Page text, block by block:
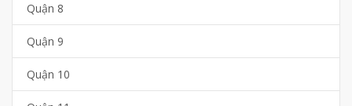
Quận 8
Quận 9
Quận 10